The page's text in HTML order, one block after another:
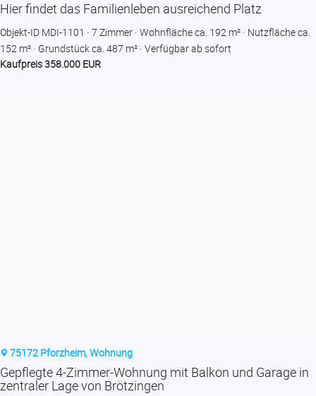
Hier findet das Familienleben ausreichend Platz
Objekt-ID MDI-1101 7 Zimmer Wohnfläche ca. 192 m²
Nutzfläche ca.
152 m²
Grund­stück ca. 487 m² Verfügbar ab sofort
Kaufpreis 358.000 EUR
75172 Pforzheim, Wohnung
Gepflegte 4-Zimmer-Wohnung mit Balkon und Garage in
zentraler Lage von Brötzingen